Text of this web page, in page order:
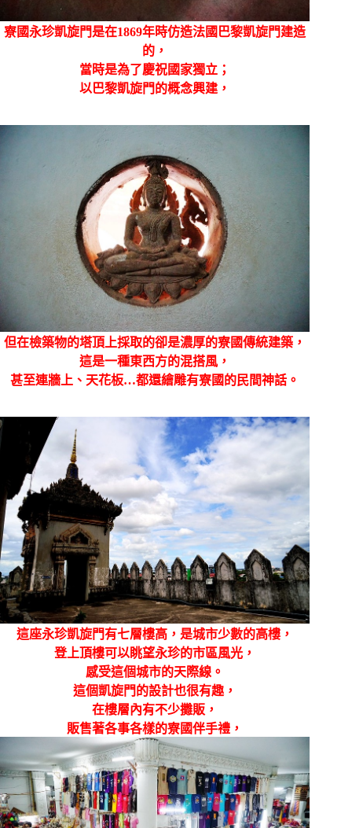
寮國永珍凱旋門是在1869年時仿造法國巴黎凱旋門建造
的，
當時是為了慶祝國家獨立；
以巴黎凱旋門的概念興建，
但在檢築物的塔頂上採取的卻是濃厚的寮國傳統建築，
這是一種東西方的混搭風，
甚至連牆上、天花板…都還繪雕有寮國的民間神話。
這座永珍凱旋門有七層樓高，是城市少數的高樓，
登上頂樓可以眺望永珍的市區風光，
感受這個城市的天際線。
這個凱旋門的設計也很有趣，
在樓層內有不少攤販，
販售著各事各樣的寮國伴手禮，